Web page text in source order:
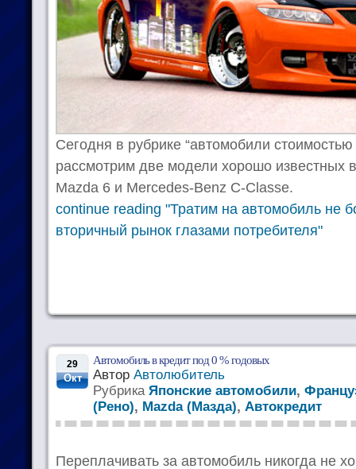
Сегодня в рубрике “автомобили
рассмотрим две модели хорошо известных
Mazda 6 и Mercedes-Benz C-Classe.
continue reading "Тратим на автомобиль не
вторичный рынок глазами потребителя"
29
Окт
Автомобиль в кредит под 0 % годовых
Автор Автолюбитель
Рубрика Японские автомобили,
(Рено), Mazda (Мазда), Автокредит
Переплачивать за автомобиль никогда не